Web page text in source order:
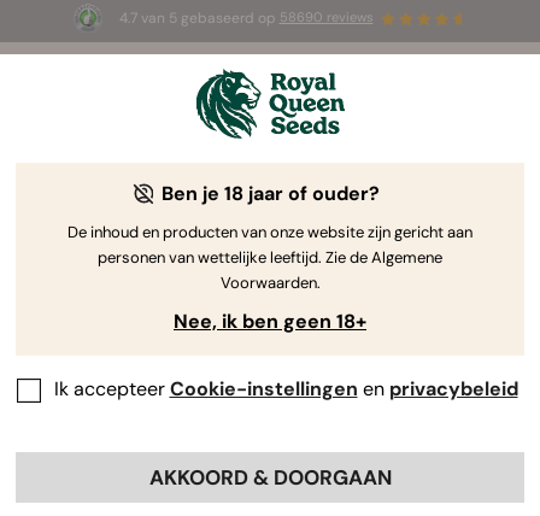
4.7 van 5 gebaseerd op 58690 reviews
☀️ Summer Sales: tot wel 50% korting
op geselecteerde producten! ⏤
The RQS Blog
Cannabis Lifestyle Blogs
Ben je 18 jaar of ouder?
De inhoud en producten van onze website zijn gericht aan
personen van wettelijke leeftijd. Zie de Algemene
Voorwaarden.
Nee, ik ben geen 18+
Ik accepteerCookie-instellingen en privacybeleid
AKKOORD & DOORGAAN